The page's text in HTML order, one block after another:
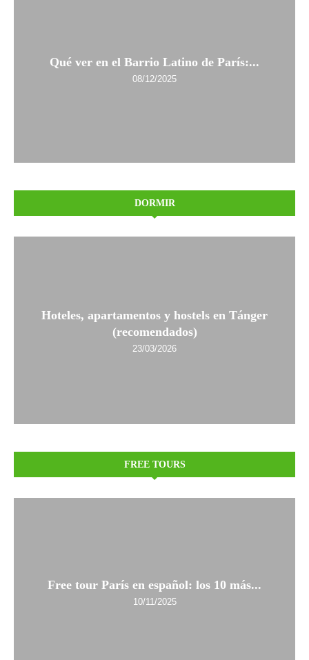
Qué ver en el Barrio Latino de París:...
08/12/2025
DORMIR
Hoteles, apartamentos y hostels en Tánger
(recomendados)
23/03/2026
FREE TOURS
Free tour París en español: los 10 más...
10/11/2025